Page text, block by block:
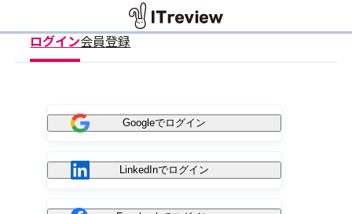
ログイン会員登録
Googleでログイン
LinkedInでログイン